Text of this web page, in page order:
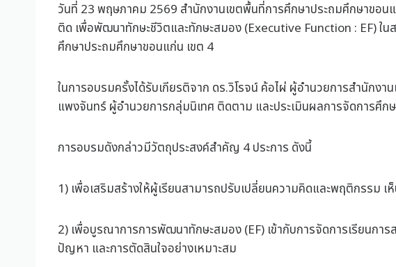
วันที่ 23 พฤษภาคม 2569 สำนักงานเขตพื้นที่การศึกษาประถมศึกษาขอน
ติด เพื่อพัฒนาทักษะชีวิตและทักษะสมอง (Executive Function : EF) ใ
ศึกษาประถมศึกษาขอนแก่น เขต 4
ในการอบรมครั้งได้รับเกียรติจาก ดร.วิโรจน์ ค้อไผ่ ผู้อำนวยการสำนักง
แพงจันทร์ ผู้อำนวยการกลุ่มนิเทศ ติดตาม และประเมินผลการจัดการศึ
การอบรมดังกล่าวมีวัตถุประสงค์สำคัญ 4 ประการ ดังนี้
1) เพื่อเสริมสร้างให้ผู้เรียนสามารถปรับเปลี่ยนความคิดและพฤติกรรม
2) เพื่อบูรณาการการพัฒนาทักษะสมอง (EF) เข้ากับการจัดการเรียนก
ปัญหา และการตัดสินใจอย่างเหมาะสม